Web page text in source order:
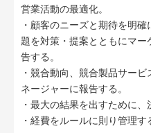
営業活動の最適化。
・顧客のニーズと期待を明
題を対策・提案とともにマ
告する。
・競合動向、競合製品サー
ネージャーに報告する。
・最大の結果を出すために、
・経費をルールに則り管理す